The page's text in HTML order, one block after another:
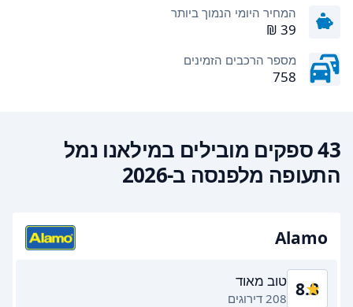
המחיר היומי הנמוך ביותר
מספר הרכבים הזמינים
758
43 ספקים מובילים במילאנו נמל
התעופה מלפנסה ב-2026
Alamo
8.8 טוב מאוד
208 דירוגים